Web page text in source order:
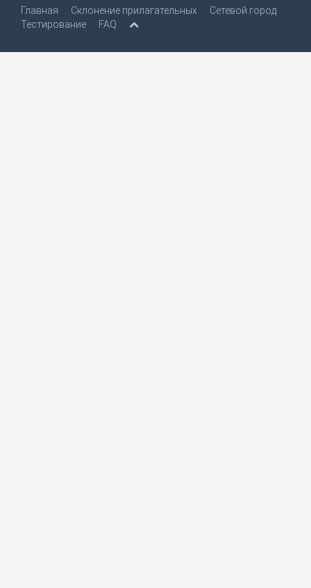
Главная
Склонение прилагательных
Сетевой город
Тестирование
FAQ